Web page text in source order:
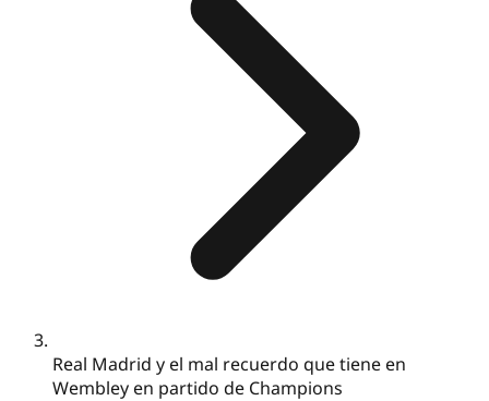
Real Madrid y el mal recuerdo que tiene en
Wembley en partido de Champions